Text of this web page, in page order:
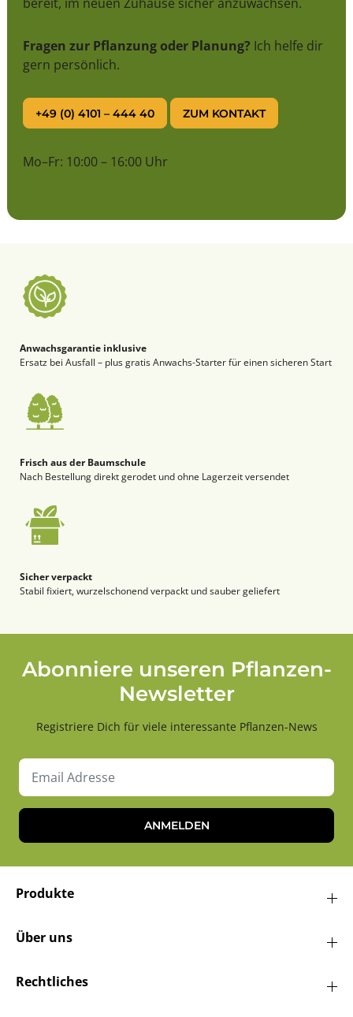
Fragen zur Pflanzung oder Planung? Ich helfe dir
gern persönlich.
+49 (0) 4101 – 444 40 ZUM KONTAKT
Mo–Fr: 10:00 – 16:00 Uhr
Anwachsgarantie inklusive
Ersatz bei Ausfall – plus gratis Anwachs-Starter für einen sicheren Start
Frisch aus der Baumschule
Nach Bestellung direkt gerodet und ohne Lagerzeit versendet
Sicher verpackt
Stabil fixiert, wurzelschonend verpackt und sauber geliefert
Abonniere unseren Pflanzen-
Newsletter
Registriere Dich für viele interessante Pflanzen-News
ANMELDEN
Produkte
Über uns
Rechtliches